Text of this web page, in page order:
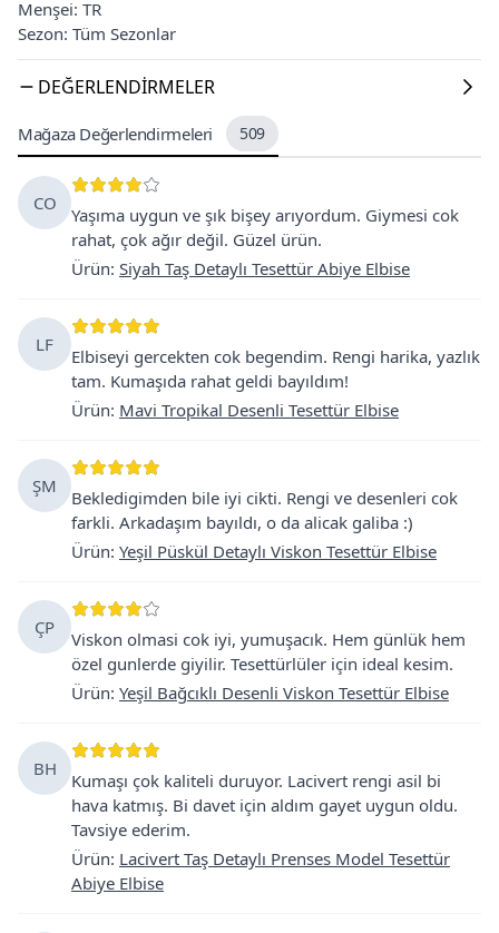
Menşei: TR
Sezon: Tüm Sezonlar
DEĞERLENDIRMELER
Mağaza Değerlendirmeleri 509
CO
Yaşıma uygun ve şık bişey arıyordum. Giymesi cok
rahat, çok ağır değil. Güzel ürün.
Ürün: Siyah Taş Detaylı Tesettür Abiye Elbise
LF
Elbiseyi gercekten cok begendim. Rengi harika, yazlık
tam. Kumaşıda rahat geldi bayıldım!
Ürün: Mavi Tropikal Desenli Tesettür Elbise
ŞM
Bekledigimden bile iyi cikti. Rengi ve desenleri cok
farkli. Arkadaşım bayıldı, o da alicak galiba :)
Ürün: Yeşil Püskül Detaylı Viskon Tesettür Elbise
ÇP
Viskon olmasi cok iyi, yumuşacık. Hem günlük hem
özel gunlerde giyilir. Tesettürlüler için ideal kesim.
Ürün: Yeşil Bağcıklı Desenli Viskon Tesettür Elbise
BH
Kumaşı çok kaliteli duruyor. Lacivert rengi asil bi
hava katmış. Bi davet için aldım gayet uygun oldu.
Tavsiye ederim.
Ürün: Lacivert Taş Detaylı Prenses Model Tesettür
Abiye Elbise